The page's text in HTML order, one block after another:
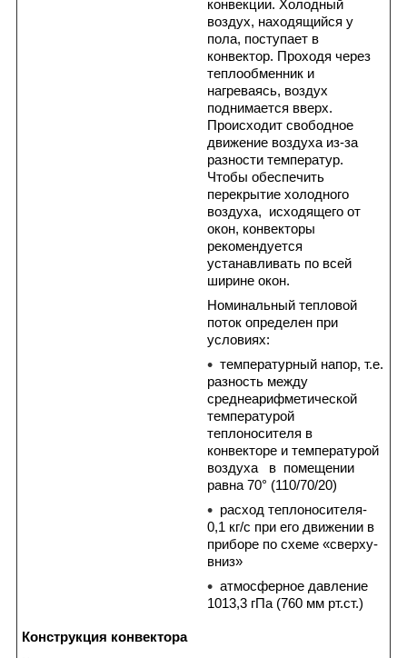
конвекции. Холодный
воздух, находящийся у
пола, поступает в
конвектор. Проходя через
теплообменник и
нагреваясь, воздух
поднимается вверх.
Происходит свободное
движение воздуха из-за
разности температур.
Чтобы обеспечить
перекрытие холодного
воздуха, исходящего от
окон, конвекторы
рекомендуется
устанавливать по всей
ширине окон.
Номинальный тепловой
поток определен при
условиях:
температурный напор, т.е.
разность между
среднеарифметической
температурой
теплоносителя в
конвекторе и температурой
воздуха в помещении
равна 70° (110/70/20)
расход теплоносителя-
0,1 кг/с при его движении в
приборе по схеме «сверху-
вниз»
атмосферное давление
1013,3 гПа (760 мм рт.ст.)
Конструкция конвектора